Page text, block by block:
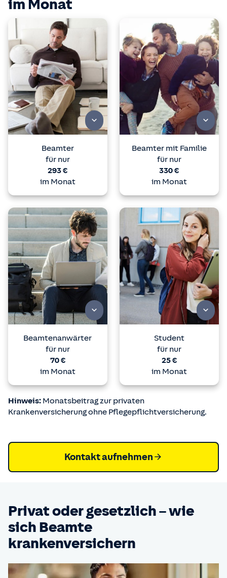
DKV: BeihilfeMed BK30, BeihilfeMed BKF20,
BeihilfeMed BKH2 30, BeihilfeMed BKH2F 20,
BeihilfeMed BKH1, Beihilfen Extra BEX
Debeka: B 20K, B 30, WL 20K, WL 30, BC
Signal Iduna: EXKLUSIV-B 20V, EXKLUSIV-B 30,
EXKLUSIV-B-W 30, EXKLUSIV-B-W 20V, EXLUSIV-B-E
HUK-COBURG: B 501, BE2
Datenstand: Januar 2026
im Monat
Beamter
für nur
293 €
im Monat
Beamter mit Familie
für nur
330 €
im Monat
Beamtenanwärter
für nur
70 €
im Monat
Student
für nur
25 €
im Monat
Hinweis: Monatsbeitrag zur privaten
Krankenversicherung ohne Pflegepflichtversicherung.
Kontakt aufnehmen
Privat oder gesetzlich – wie
sich Beamte
krankenversichern